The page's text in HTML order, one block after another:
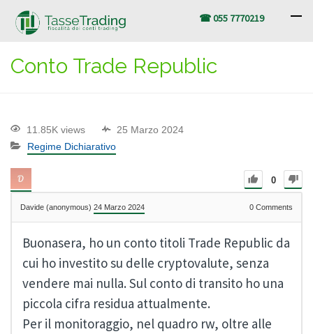
☎ 055 7770219
Conto Trade Republic
11.85K views
25 Marzo 2024
Regime Dichiarativo
0
Davide (anonymous) 24 Marzo 2024 0 Comments
Buonasera, ho un conto titoli Trade Republic da
cui ho investito su delle cryptovalute, senza
vendere mai nulla. Sul conto di transito ho una
piccola cifra residua attualmente.
Per il monitoraggio, nel quadro rw, oltre alle